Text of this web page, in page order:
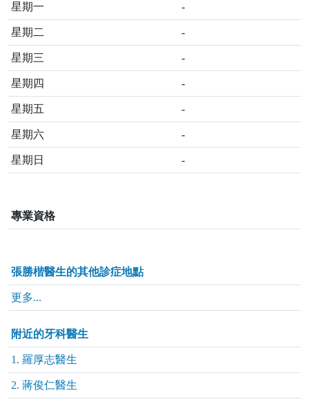
星期一 -
星期二 -
星期三 -
星期四 -
星期五 -
星期六 -
星期日 -
專業資格
張勝楷醫生的其他診症地點
更多...
附近的牙科醫生
1. 羅厚志醫生
2. 蔣俊仁醫生